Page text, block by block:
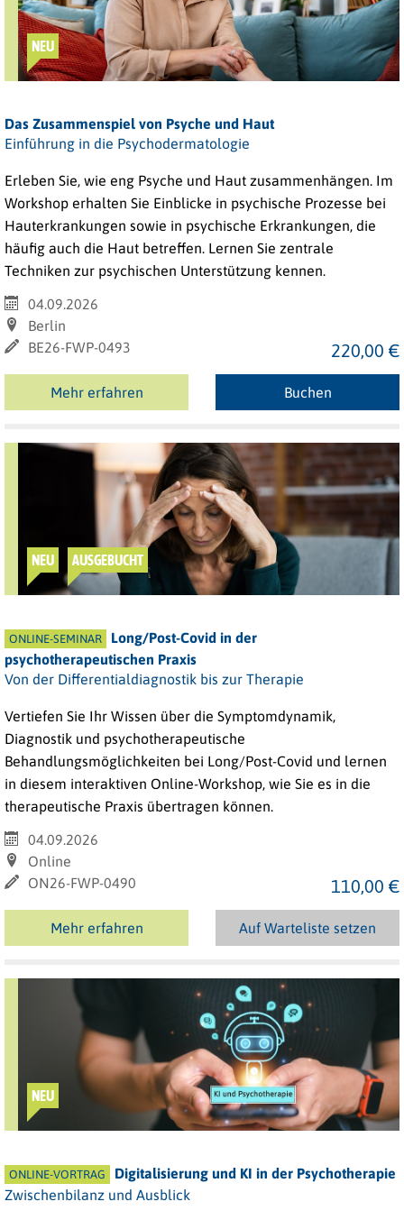
NEU
Das Zusammenspiel von Psyche und Haut
Einführung in die Psychodermatologie
Erleben Sie, wie eng Psyche und Haut zusammenhängen. Im
Workshop erhalten Sie Einblicke in psychische Prozesse bei
Hauterkrankungen sowie in psychische Erkrankungen, die
häufig auch die Haut betreffen. Lernen Sie zentrale
Techniken zur psychischen Unterstützung kennen.
04.09.2026
Berlin
BE26-FWP-0493
220,00 €
Mehr erfahren Buchen
NEU AUSGEBUCHT
ONLINE-SEMINAR
Long/Post-Covid in der
psychotherapeutischen Praxis
Von der Differentialdiagnostik bis zur Therapie
Vertiefen Sie Ihr Wissen über die Symptomdynamik,
Diagnostik und psychotherapeutische
Behandlungsmöglichkeiten bei Long/Post-Covid und lernen
in diesem interaktiven Online-Workshop, wie Sie es in die
therapeutische Praxis übertragen können.
04.09.2026
Online
ON26-FWP-0490
110,00 €
Mehr erfahren Auf Warteliste setzen
NEU
ONLINE-VORTRAG
Digitalisierung und KI in der Psychotherapie
Zwischenbilanz und Ausblick